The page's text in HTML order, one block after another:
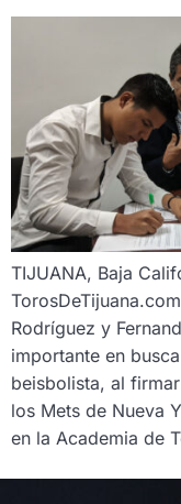
TIJUANA, Baja
Rodríguez y
importante en
beisbolista, al
los Mets de Nueva
en la Academia de